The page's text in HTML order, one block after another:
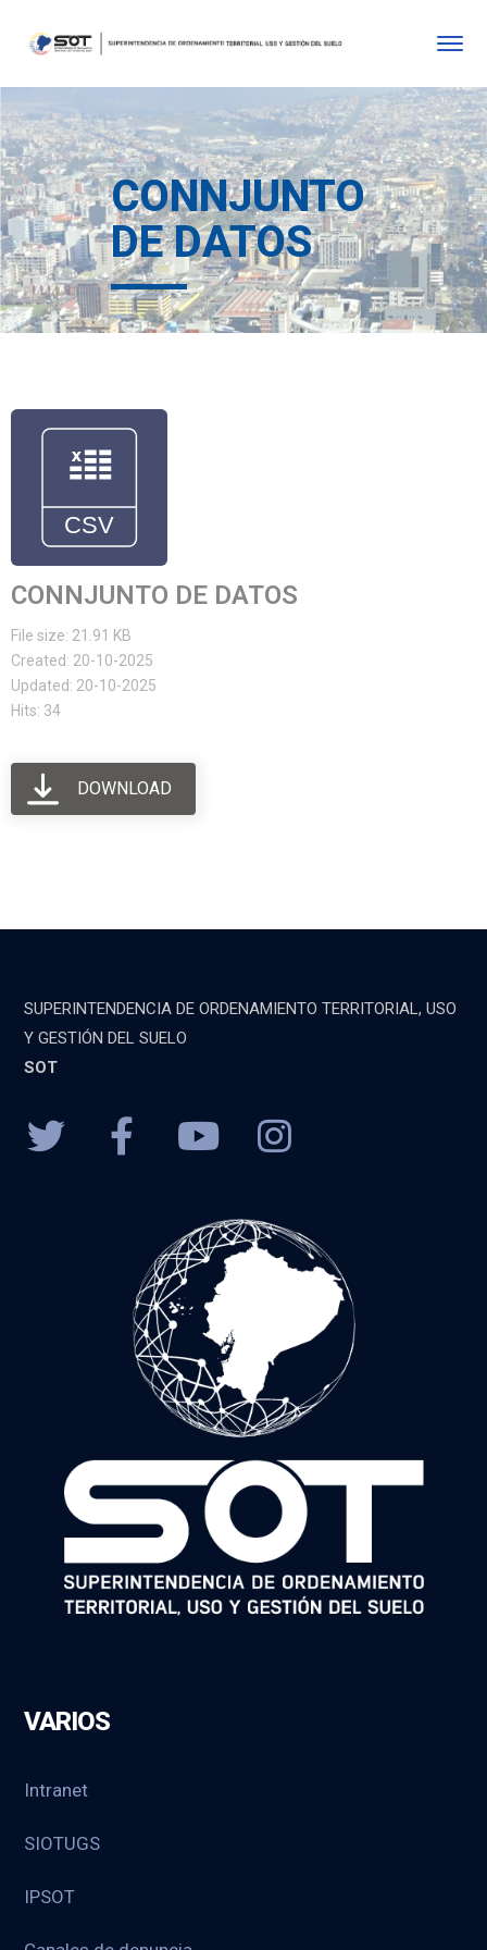
CONNJUNTO
DE DATOS
CONNJUNTO DE DATOS
File size: 21.91 KB
Created: 20-10-2025
Updated: 20-10-2025
Hits: 34
DOWNLOAD
SUPERINTENDENCIA DE ORDENAMIENTO TERRITORIAL, USO
Y GESTIÓN DEL SUELO
SOT
VARIOS
Intranet
SIOTUGS
IPSOT